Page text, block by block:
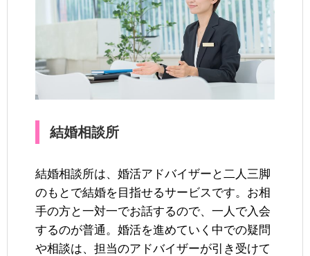
結婚相談所
結婚相談所は、婚活アドバイザーと二人三脚
のもとで結婚を目指せるサービスです。お相
手の方と一対一でお話するので、一人で入会
するのが普通。婚活を進めていく中での疑問
や相談は、担当のアドバイザーが引き受けて